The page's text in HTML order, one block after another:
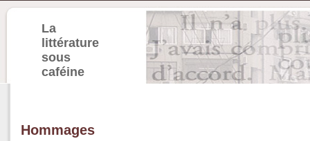
La
littérature
sous
caféine
Hommages